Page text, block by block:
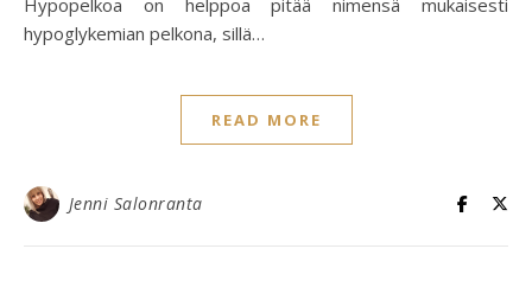
Hypopelkoa on helppoa pitää nimensä mukaisesti
hypoglykemian pelkona, sillä…
READ MORE
Jenni Salonranta